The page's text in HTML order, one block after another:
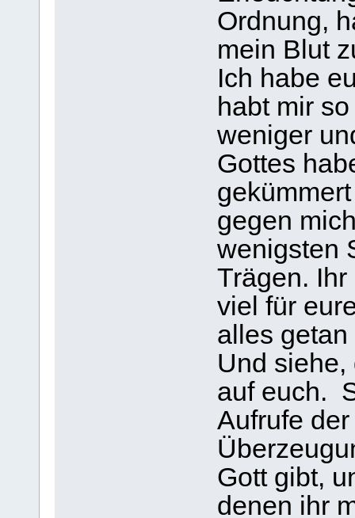
Ordnung,
mein Blut
Ich habe
habt mir
weniger
Gottes
gegen
wenigsten
Trägen.
viel für
alles getan
Und siehe,
auf euch.
Aufrufe
Gott gibt,
denen ihr